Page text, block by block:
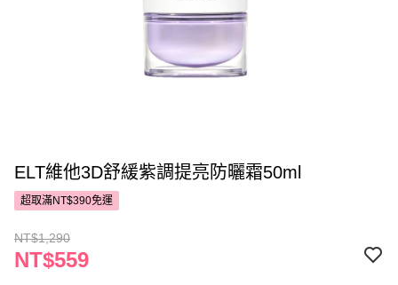
ELT維他3D舒緩紫調提亮防曬霜50ml
超取滿NT$390免運
NT$1,290
NT$559